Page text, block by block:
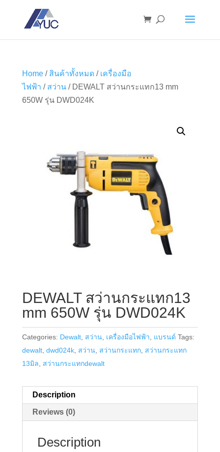
Home/ สินค้าทั้งหมด/ เครื่องมือ
ไฟฟ้า / สว่าน/ DEWALT สว่านกระแทก13 mm
650W รุ่น DWD024K
DEWALT สว่านกระแทก13
mm 650W รุ่น DWD024K
Categories: Dewalt, สว่าน, เครื่องมือไฟฟ้า, แบรนด์ Tags:
dewalt, dwd024k, สว่าน, สว่านกระแทก, สว่านกระแทก
13มิล, สว่านกระแทกdewalt
Description
Reviews (0)
Description